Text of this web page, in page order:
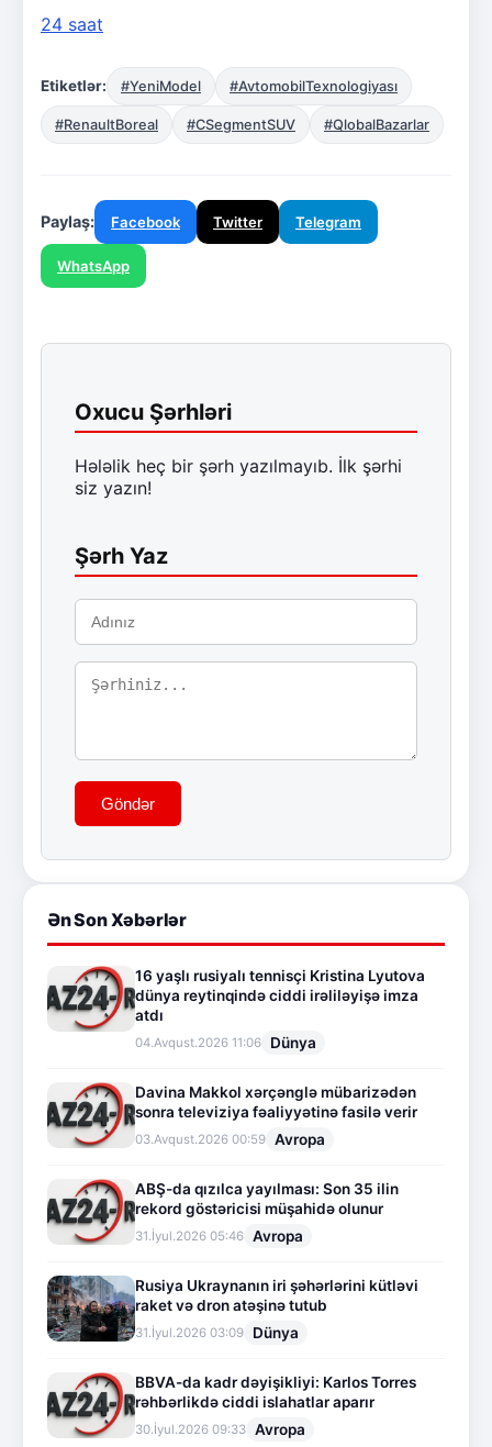
24 saat
Etiketlər: #YeniModel #AvtomobilTexnologiyası
#RenaultBoreal #CSegmentSUV #QlobalBazarlar
Paylaş: Facebook Twitter Telegram
WhatsApp
Oxucu Şərhləri
Hələlik heç bir şərh yazılmayıb. İlk şərhi
siz yazın!
Şərh Yaz
Göndər
Ən Son Xəbərlər
16 yaşlı rusiyalı tennisçi Kristina Lyutova
dünya reytinqində ciddi irəliləyişə imza
atdı
04.Avqust.2026 11:06 Dünya
Davina Makkol xərçənglə mübarizədən
sonra televiziya fəaliyyətinə fasilə verir
03.Avqust.2026 00:59 Avropa
ABŞ-da qızılca yayılması: Son 35 ilin
rekord göstəricisi müşahidə olunur
31.İyul.2026 05:46 Avropa
Rusiya Ukraynanın iri şəhərlərini kütləvi
raket və dron atəşinə tutub
31.İyul.2026 03:09 Dünya
BBVA-da kadr dəyişikliyi: Karlos Torres
rəhbərlikdə ciddi islahatlar aparır
30.İyul.2026 09:33 Avropa